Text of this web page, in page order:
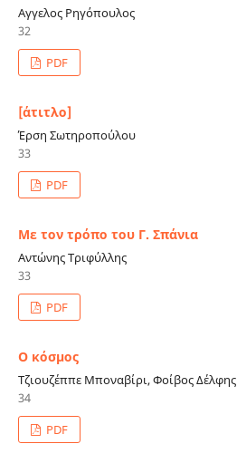
Αγγελος Ρηγόπουλος
32
PDF
[άτιτλο]
Έρση Σωτηροπούλου
33
PDF
Με τον τρόπο του Γ. Σπάνια
Αντώνης Τριφύλλης
33
PDF
Ο κόσμος
Τζιουζέππε Μποναβίρι, Φοίβος Δέλφης
34
PDF